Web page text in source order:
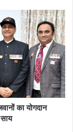
का योगदान